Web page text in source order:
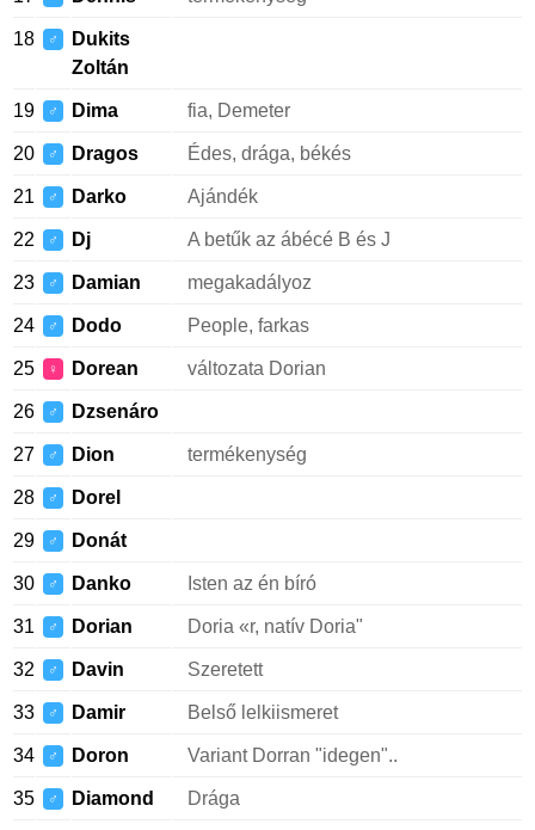
18 ♂
Dukits
Zoltán
19 ♂ Dima fia, Demeter
20 ♂ Dragos Édes, drága, békés
21 ♂ Darko Ajándék
22 ♂ Dj A betűk az ábécé B és J
23 ♂ Damian megakadályoz
24 ♂ Dodo People, farkas
25 ♀ Dorean változata Dorian
26 ♂ Dzsenáro
27 ♂ Dion termékenység
28 ♂ Dorel
29 ♂ Donát
30 ♂ Danko Isten az én bíró
31 ♂ Dorian Doria «r, natív Doria"
32 ♂ Davin Szeretett
33 ♂ Damir Belső lelkiismeret
34 ♂ Doron Variant Dorran "idegen"..
35 ♂ Diamond Drága